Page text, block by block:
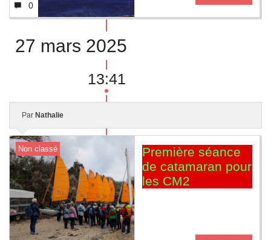
0
27 mars 2025
13:41
Par Nathalie
Non classé
Première séance
de catamaran pour
les CM2